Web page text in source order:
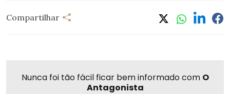
Compartilhar
Nunca foi tão fácil ficar bem informado com O
Antagonista